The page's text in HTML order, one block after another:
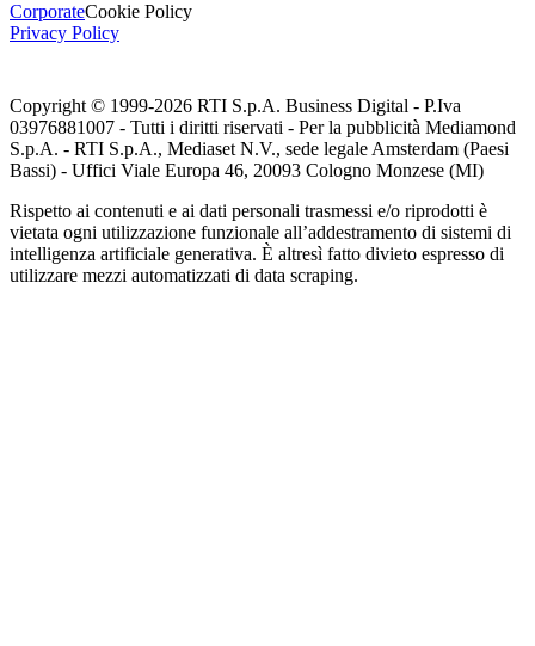
CorporateCookie Policy
Privacy Policy
Copyright © 1999-2026 RTI S.p.A. Business Digital - P.Iva
03976881007 - Tutti i diritti riservati - Per la pubblicità Mediamond
S.p.A. - RTI S.p.A., Mediaset N.V., sede legale Amsterdam (Paesi
Bassi) - Uffici Viale Europa 46, 20093 Cologno Monzese (MI)
Rispetto ai contenuti e ai dati personali trasmessi e/o riprodotti è
vietata ogni utilizzazione funzionale all’addestramento di sistemi di
intelligenza artificiale generativa. È altresì fatto divieto espresso di
utilizzare mezzi automatizzati di data scraping.